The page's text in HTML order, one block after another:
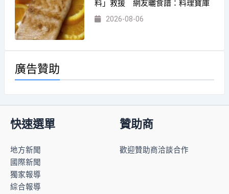
料」救援 網友曬食譜：料理寶庫
2026-08-06
廣告贊助
快速選單
地方新聞
國際新聞
獨家報導
綜合報導
贊助商
歡迎贊助商洽談合作